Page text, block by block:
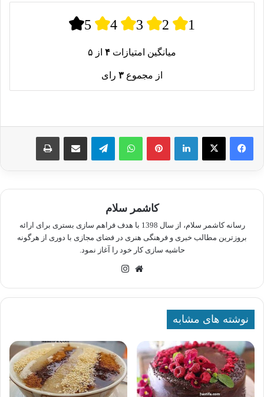
5 4 3 2 1
میانگین امتیازات ۴ از ۵
از مجموع ۳ رای
لینکدین پینترستواتس آپ تلگرام اشتراک گذاری از طریق ایمیل چاپ
کاشمر سلام
رسانه کاشمر سلام، از سال 1398 با هدف فراهم سازی بستری برای ارائه
بروزترین مطالب خبری و فرهنگی هنری در فضای مجازی با دوری از هرگونه
حاشیه سازی کار خود را آغاز نمود.
وبسایت
نوشته های مشابه